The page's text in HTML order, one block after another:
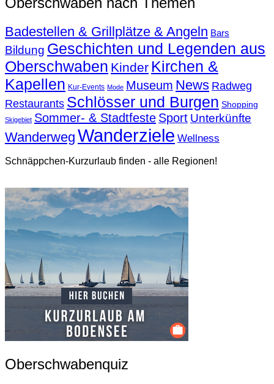
Badestellen & Grillplätze & Angeln Bars
Bildung Geschichten und Legenden aus
Oberschwaben Kinder Kirchen &
Kapellen Kur-Events Mode Museum News Radweg
Restaurants Schlösser und Burgen Shopping
Skigebiet Sommer- & Stadtfeste Sport Unterkünfte
Wanderweg Wanderziele Wellness
Schnäppchen-Kurzurlaub finden - alle Regionen!
Oberschwabenquiz